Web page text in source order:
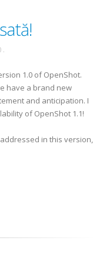
.
1.0 of OpenShot.
have a brand new
and anticipation. I
of OpenShot 1.1!
in this version,